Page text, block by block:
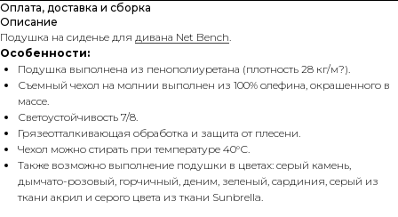
Оплата, доставка и сборка
Описание
Подушка на сиденье для дивана Net Bench.
Особенности:
Подушка выполнена из пенополиуретана (плотность 28 кг/м?).
Съемный чехол на молнии выполнен из 100% олефина, окрашенного в
массе.
Светоустойчивость 7/8.
Грязеотталкивающая обработка и защита от плесени.
Чехол можно стирать при температуре 40°С.
Также возможно выполнение подушки в цветах: серый камень,
дымчато-розовый, горчичный, деним, зеленый, сардиния, серый из
ткани акрил и серого цвета из ткани Sunbrella.